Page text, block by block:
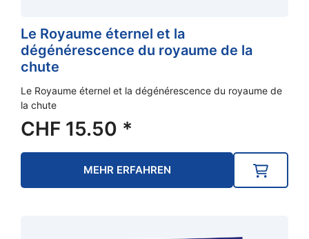
Le Royaume éternel et la
dégénérescence du royaume de la
chute
Le Royaume éternel et la dégénérescence du royaume de
la chute
CHF 15.50 *
MEHR ERFAHREN